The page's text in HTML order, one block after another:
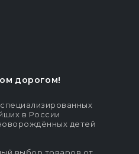
дорогом!
в России
детей